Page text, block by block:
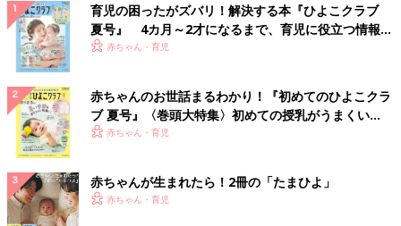
育児の困ったがズバリ！解決する本『ひよこクラブ
夏号』 4カ月～2才になるまで、育児に役立つ情報が
いっぱい！
赤ちゃん・育児
赤ちゃんのお世話まるわかり！『初めてのひよこクラ
ブ 夏号』〈巻頭大特集〉初めての授乳がうまくい
く！ おっぱい・ミルクの基本と夏のトラブル 解決テ
赤ちゃん・育児
赤ちゃんが生まれたら！2冊の「たまひよ」
赤ちゃん・育児